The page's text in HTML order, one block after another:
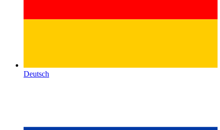
Deutsch